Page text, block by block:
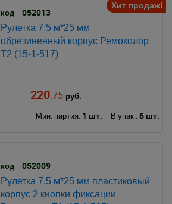
Хит продаж!
код 052013
Рулетка 7,5 м*25 мм
обрезиненный корпус Ремоколор
Т2 (15-1-517)
220.75руб.
Мин. партия: 1 шт. В упак.: 6 шт.
код 052009
Рулетка 7,5 м*25 мм пластиковый
корпус 2 кнопки фиксации